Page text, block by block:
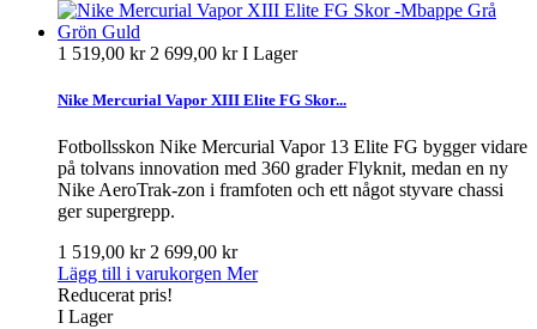
1 519,00 kr 2 699,00 krI Lager
Nike Mercurial Vapor XIII Elite FG Skor...
Fotbollsskon Nike Mercurial Vapor 13 Elite FG bygger vidare
på tolvans innovation med 360 grader Flyknit, medan en ny
Nike AeroTrak-zon i framfoten och ett något styvare chassi
ger supergrepp.
1 519,00 kr 2 699,00 kr
Lägg till i varukorgen Mer
Reducerat pris!
I Lager